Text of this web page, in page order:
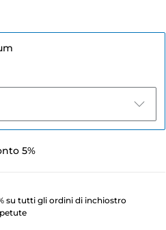
5%
su tutti gli ordini di inchiostro